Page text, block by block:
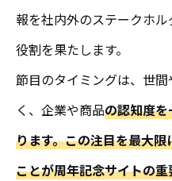
報を社内外のステークホ
役割を果たします。
節目のタイミングは、世
く、企業や商品の認知度
ります。この注目を最大
ことが周年記念サイトの